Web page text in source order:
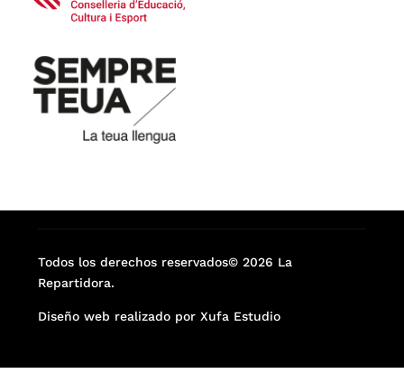
Todos los derechos reservados© 2026 La
Repartidora.
Diseño web realizado por Xufa Estudio